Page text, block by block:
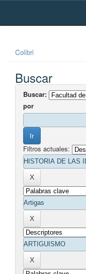
Skip
Colibri
Buscar
Buscar:
por
Filtros actuales: